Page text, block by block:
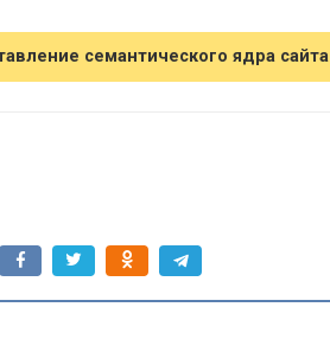
семантического ядра сайта